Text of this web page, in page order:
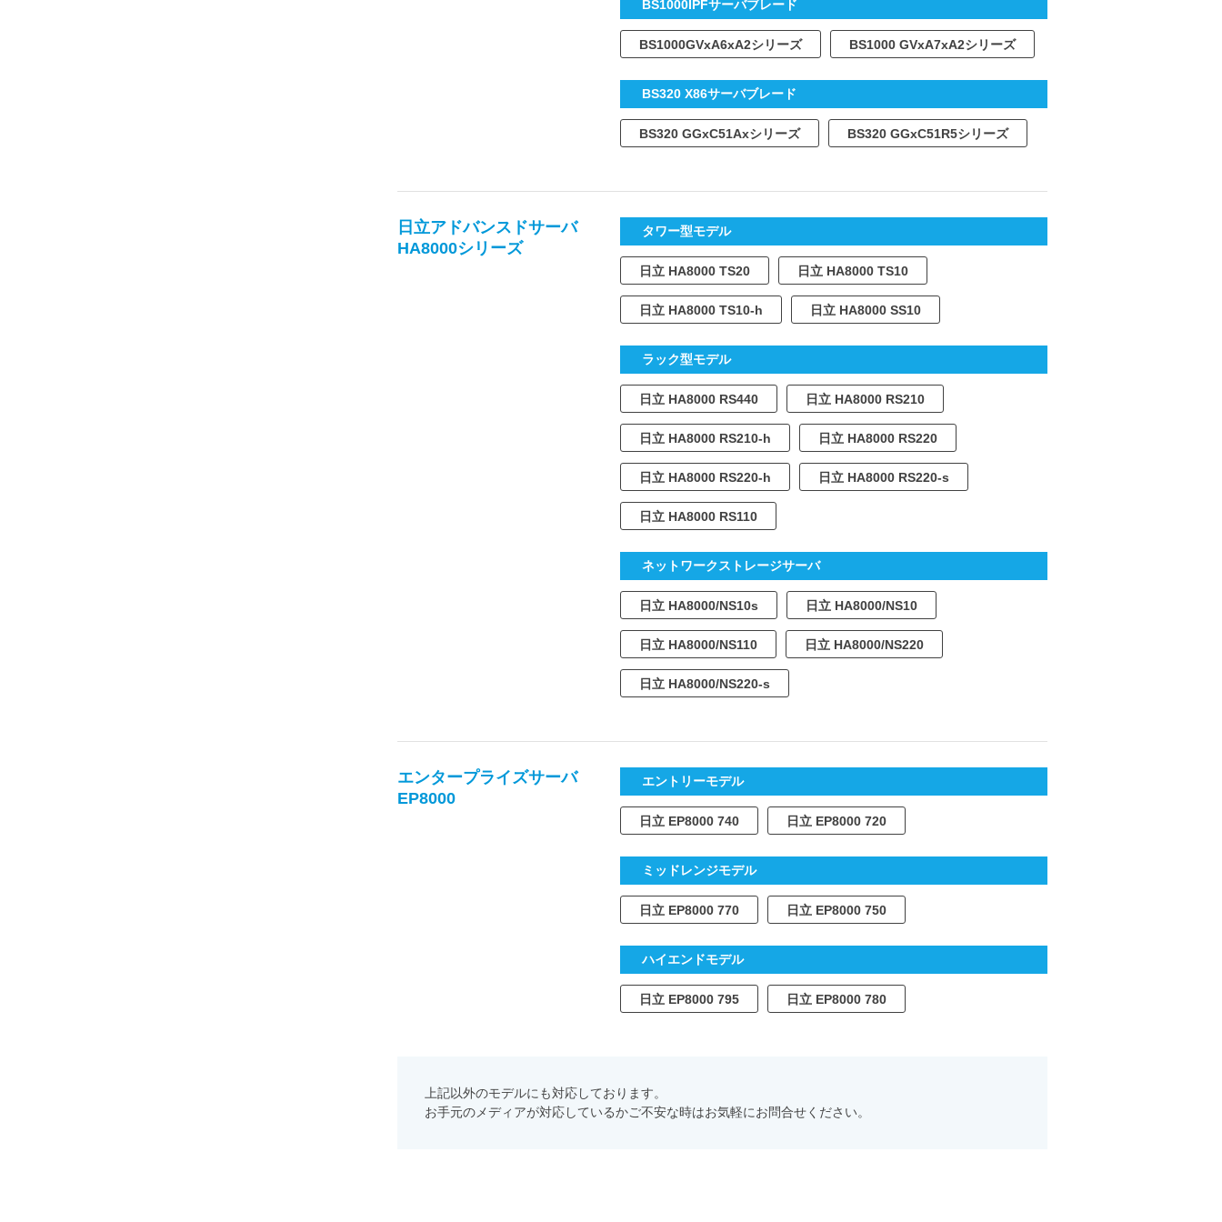
BS1000IPFサーバブレード
BS1000GVxA6xA2シリーズ BS1000 GVxA7xA2シリーズ
BS320 X86サーバブレード
BS320 GGxC51Axシリーズ BS320 GGxC51R5シリーズ
日立アドバンスドサーバ
HA8000シリーズ
タワー型モデル
日立 HA8000 TS20 日立 HA8000 TS10
日立 HA8000 TS10-h 日立 HA8000 SS10
ラック型モデル
日立 HA8000 RS440 日立 HA8000 RS210
日立 HA8000 RS210-h 日立 HA8000 RS220
日立 HA8000 RS220-h 日立 HA8000 RS220-s
日立 HA8000 RS110
ネットワークストレージサーバ
日立 HA8000/NS10s 日立 HA8000/NS10
日立 HA8000/NS110 日立 HA8000/NS220
日立 HA8000/NS220-s
エンタープライズサーバ
EP8000
エントリーモデル
日立 EP8000 740 日立 EP8000 720
ミッドレンジモデル
日立 EP8000 770 日立 EP8000 750
ハイエンドモデル
日立 EP8000 795 日立 EP8000 780
上記以外のモデルにも対応しております。
お手元のメディアが対応しているかご不安な時はお気軽にお問合せください。